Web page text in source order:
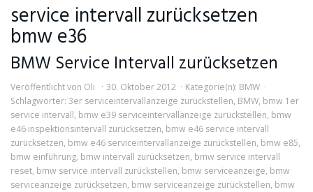
service intervall zurücksetzen
bmw e36
BMW Service Intervall zurücksetzen
Veröffentlicht von Oli 30. Oktober 2012 Kategorie(n): BMW
Schlagwörter: 3er serviceintervallanzeige zurückstellen, BMW, bmw 1er
service intervall, bmw e39 serviceintervallanzeige zurückstellen, bmw
e46 inspektionsintervall zurücksetzen, bmw e46 service intervall
zurücksetzen, bmw e46 serviceintervallanzeige zurückstellen, bmw e85,
bmw einführung, bmw intervall zurücksetzen, bmw service intervall
reset, bmw service intervall zurückstellen, bmw serviceanzeige, bmw
serviceanzeige zurücksetzen, bmw serviceanzeige zurückstellen, bmw